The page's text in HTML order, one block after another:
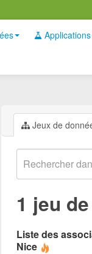
Applications
Jeux de
1 jeu
Liste des
Nice